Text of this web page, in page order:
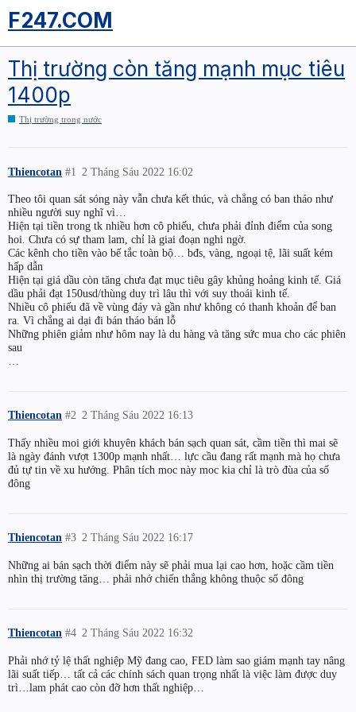
F247.COM
Thị trường còn tăng mạnh mục tiêu
1400p
Thị trường trong nước
Thiencotan 2 Tháng Sáu 2022 16:02
#1
Theo tôi quan sát sóng này vẫn chưa kết thúc, và chẳng có ban tháo như
nhiều người suy nghĩ vì…
Hiện tại tiền trong tk nhiều hơn cô phiếu, chưa phải đỉnh điểm của song
hoi. Chưa có sự tham lam, chỉ là giai đoạn nghi ngờ.
Các kênh cho tiền vào bế tắc toàn bộ… bđs, vàng, ngoại tệ, lãi suất kém
hấp dẫn
Hiện tại giá dầu còn tăng chưa đạt mục tiêu gây khủng hoảng kinh tế. Giá
dầu phải đạt 150usd/thùng duy trì lâu thì với suy thoái kinh tế.
Nhiều cô phiếu đã về vùng đáy và gần như không có thanh khoản để ban
ra. Vì chẳng ai dại đi bán tháo bán lỗ
Những phiên giảm như hôm nay là du hàng và tăng sức mua cho các phiên
sau
…
Thiencotan 2 Tháng Sáu 2022 16:13
#2
Thấy nhiều moi giới khuyên khách bán sạch quan sát, cầm tiền thì mai sẽ
là ngày đánh vượt 1300p mạnh nhất… lực cầu đang rất mạnh mà họ chưa
đủ tự tin về xu hướng. Phân tích moc này moc kia chỉ là trò đùa của số
đông
Thiencotan 2 Tháng Sáu 2022 16:17
#3
Những ai bán sạch thời điểm này sẽ phải mua lại cao hơn, hoặc cầm tiền
nhìn thị trường tăng… phải nhớ chiến thắng không thuộc số đông
Thiencotan 2 Tháng Sáu 2022 16:32
#4
Phải nhớ tỷ lệ thất nghiệp Mỹ đang cao, FED làm sao giám mạnh tay nâng
lãi suất tiếp… tất cả các chính sách quan trọng nhất là việc làm được duy
trì…lam phát cao còn đỡ hơn thất nghiệp…